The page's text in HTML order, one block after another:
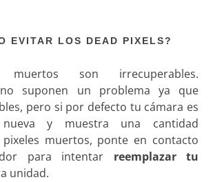
EVITAR LOS DEAD PIXELS?
son irrecuperables.
suponen un problema ya que
pero si por defecto tu cámara es
nueva y muestra una cantidad
muertos, ponte en contacto
para intentar reemplazar tu
unidad.